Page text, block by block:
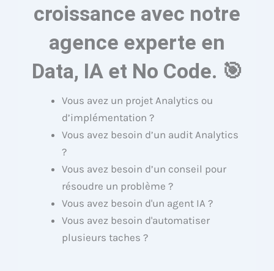
croissance avec notre
agence experte en
Data, IA et No Code. 🎯
Vous avez un projet Analytics ou
d’implémentation ?
Vous avez besoin d’un audit Analytics
?
Vous avez besoin d’un conseil pour
résoudre un problème ?
Vous avez besoin d'un agent IA ?
Vous avez besoin d'automatiser
plusieurs taches ?